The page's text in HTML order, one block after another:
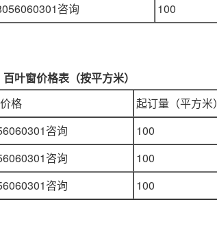
咨询 100
百叶窗价格表（按平方米）
格 起订量（平方米）
咨询 100
咨询 100
咨询 100